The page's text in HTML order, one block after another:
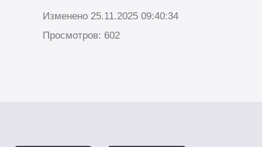
Изменено 25.11.2025 09:40:34
Просмотров: 602